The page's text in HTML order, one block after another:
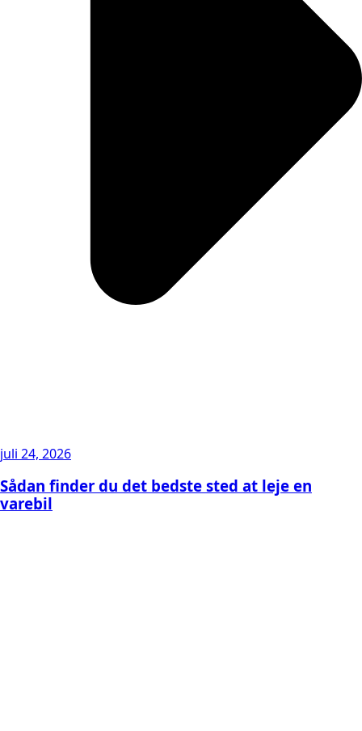
juli 24, 2026
Sådan finder du det bedste sted at leje en
varebil